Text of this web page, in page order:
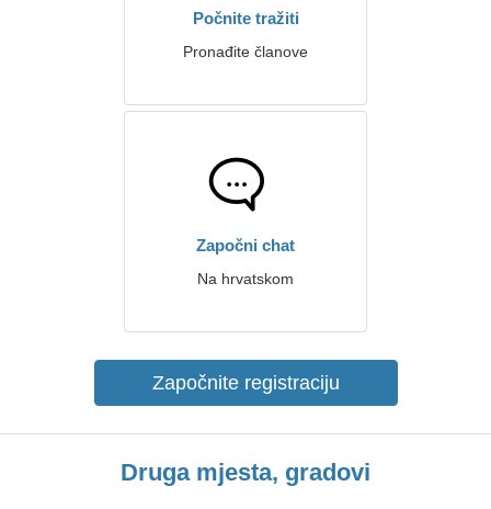
Počnite tražiti
Pronađite članove
Započni chat
Na hrvatskom
Započnite registraciju
Druga mjesta, gradovi